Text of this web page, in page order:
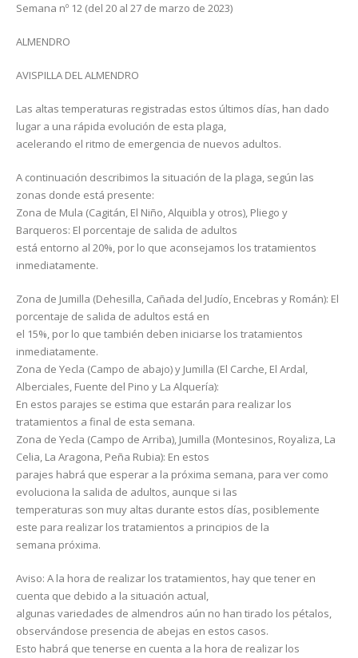
Semana nº 12 (del 20 al 27 de marzo de 2023)
ALMENDRO
AVISPILLA DEL ALMENDRO
Las altas temperaturas registradas estos últimos días, han dado
lugar a una rápida evolución de esta plaga,
acelerando el ritmo de emergencia de nuevos adultos.
A continuación describimos la situación de la plaga, según las
zonas donde está presente:
Zona de Mula (Cagitán, El Niño, Alquibla y otros), Pliego y
Barqueros: El porcentaje de salida de adultos
está entorno al 20%, por lo que aconsejamos los tratamientos
inmediatamente.
Zona de Jumilla (Dehesilla, Cañada del Judío, Encebras y Román): El
porcentaje de salida de adultos está en
el 15%, por lo que también deben iniciarse los tratamientos
inmediatamente.
Zona de Yecla (Campo de abajo) y Jumilla (El Carche, El Ardal,
Alberciales, Fuente del Pino y La Alquería):
En estos parajes se estima que estarán para realizar los
tratamientos a final de esta semana.
Zona de Yecla (Campo de Arriba), Jumilla (Montesinos, Royaliza, La
Celia, La Aragona, Peña Rubia): En estos
parajes habrá que esperar a la próxima semana, para ver como
evoluciona la salida de adultos, aunque si las
temperaturas son muy altas durante estos días, posiblemente
este para realizar los tratamientos a principios de la
semana próxima.
Aviso: A la hora de realizar los tratamientos, hay que tener en
cuenta que debido a la situación actual,
algunas variedades de almendros aún no han tirado los pétalos,
observándose presencia de abejas en estos casos.
Esto habrá que tenerse en cuenta a la hora de realizar los